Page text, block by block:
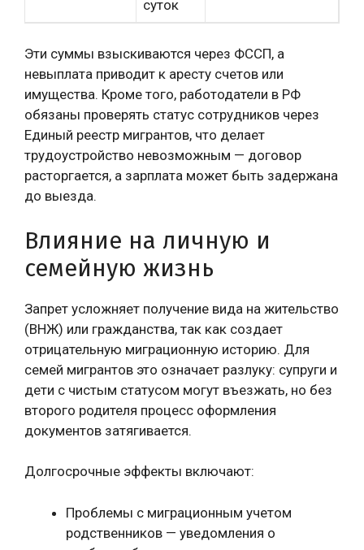
суток
Эти суммы взыскиваются через ФССП, а
невыплата приводит к аресту счетов или
имущества. Кроме того, работодатели в РФ
обязаны проверять статус сотрудников через
Единый реестр мигрантов, что делает
трудоустройство невозможным — договор
расторгается, а зарплата может быть задержана
до выезда.
Влияние на личную и
семейную жизнь
Запрет усложняет получение вида на жительство
(ВНЖ) или гражданства, так как создает
отрицательную миграционную историю. Для
семей мигрантов это означает разлуку: супруги и
дети с чистым статусом могут въезжать, но без
второго родителя процесс оформления
документов затягивается.
Долгосрочные эффекты включают:
Проблемы с миграционным учетом
родственников — уведомления о